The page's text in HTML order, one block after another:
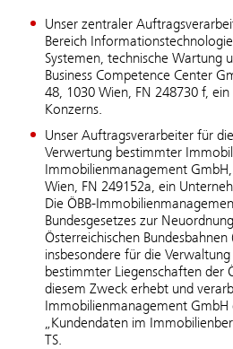
Unser zentraler
Bereich
Systemen, technische Wartung
Business Competence Center
48, 1030 Wien, FN 248730 f,
Konzerns.
Unser Auftragsverarbeiter für
Verwertung bestimmter
Immobilienmanagement
Wien, FN 249152a, ein
Die ÖBB-
Bundesgesetzes zur
Österreichischen Bundesbahnen
insbesondere für die
bestimmter Liegenschaften der
diesem Zweck erhebt und
Immobilienmanagement GmbH
„Kundendaten im
TS.